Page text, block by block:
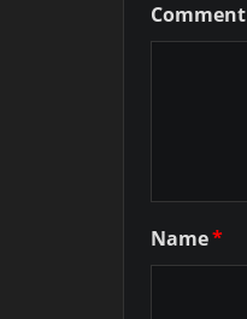
Comment
Name*